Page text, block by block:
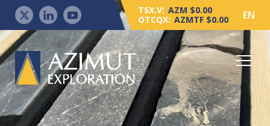
TSX.V: AZM $0.00
OTCQX: AZMTF $0.00 EN